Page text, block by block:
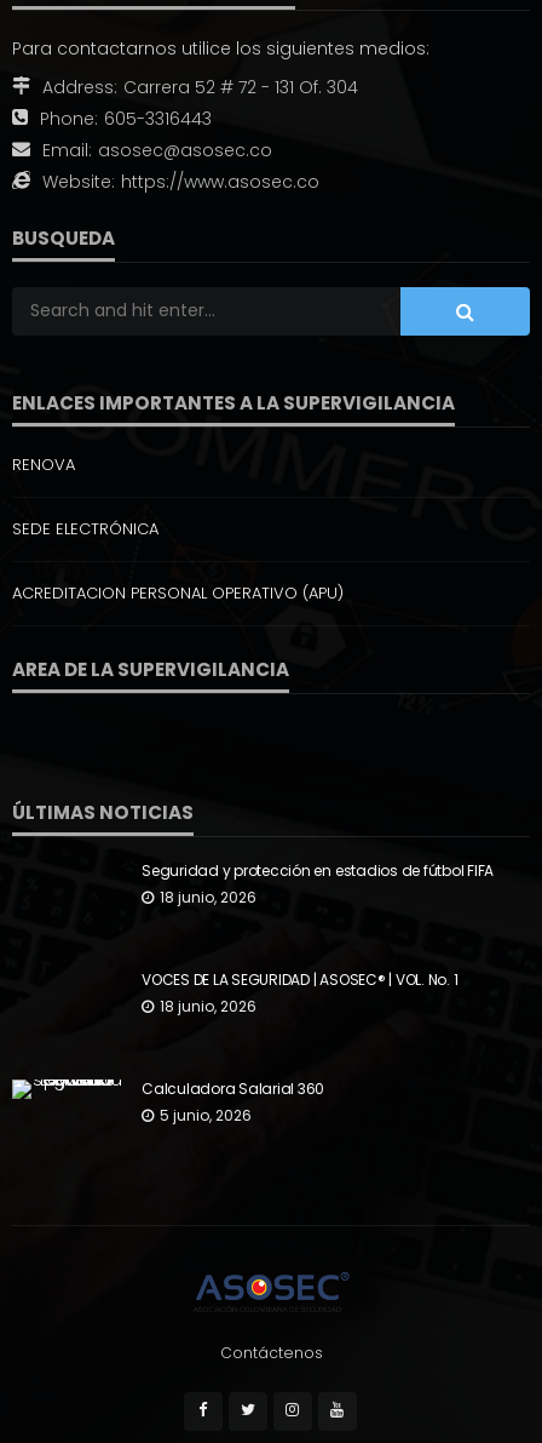
Para contactarnos utilice los siguientes medios:
Address: Carrera 52 # 72 - 131 Of. 304
Phone: 605-3316443
Email: asosec@asosec.co
Website: https://www.asosec.co
BUSQUEDA
ENLACES IMPORTANTES A LA SUPERVIGILANCIA
RENOVA
SEDE ELECTRÓNICA
ACREDITACION PERSONAL OPERATIVO (APU)
AREA DE LA SUPERVIGILANCIA
ÚLTIMAS NOTICIAS
Seguridad y protección en estadios de fútbol FIFA
18 junio, 2026
VOCES DE LA SEGURIDAD | ASOSEC® | VOL. No. 1
18 junio, 2026
Calculadora Salarial 360
5 junio, 2026
Contáctenos